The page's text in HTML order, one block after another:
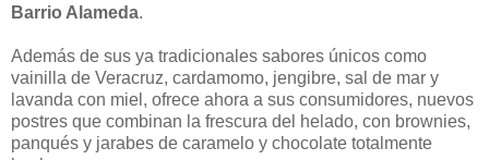
Barrio Alameda.
Además de sus ya tradicionales sabores únicos como
vainilla de Veracruz, cardamomo, jengibre, sal de mar y
lavanda con miel, ofrece ahora a sus consumidores, nuevos
postres que combinan la frescura del helado, con brownies,
panqués y jarabes de caramelo y chocolate totalmente